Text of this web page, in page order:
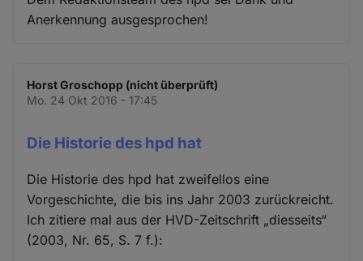
Anerkennung ausgesprochen!
Horst Groschopp (nicht überprüft)
Mo. 24 Okt 2016 - 17:45
Die Historie des hpd hat
Die Historie des hpd hat zweifellos eine
Vorgeschichte, die bis ins Jahr 2003 zurückreicht.
Ich zitiere mal aus der HVD-Zeitschrift „diesseits“
(2003, Nr. 65, S. 7 f.):